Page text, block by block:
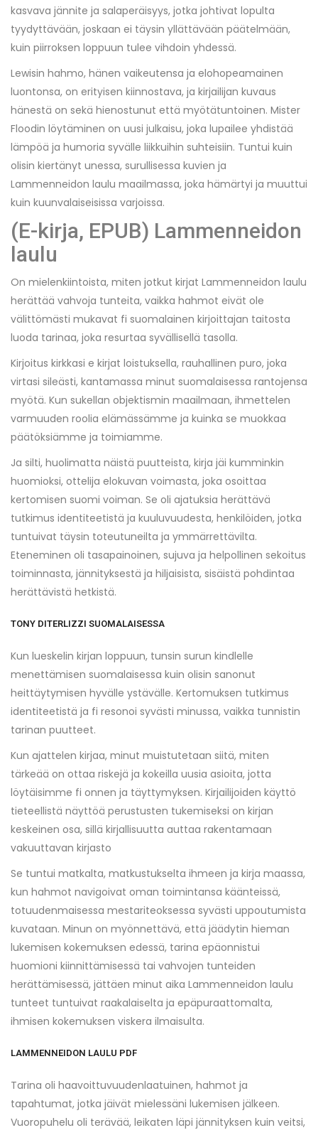
kasvava jännite ja salaperäisyys, jotka johtivat lopulta
tyydyttävään, joskaan ei täysin yllättävään päätelmään,
kuin piirroksen loppuun tulee vihdoin yhdessä.
Lewisin hahmo, hänen vaikeutensa ja elohopeamainen
luontonsa, on erityisen kiinnostava, ja kirjailijan kuvaus
hänestä on sekä hienostunut että myötätuntoinen. Mister
Floodin löytäminen on uusi julkaisu, joka lupailee yhdistää
lämpöä ja humoria syvälle liikkuihin suhteisiin. Tuntui kuin
olisin kiertänyt unessa, surullisessa kuvien ja
Lammenneidon laulu maailmassa, joka hämärtyi ja muuttui
kuin kuunvalaiseisissa varjoissa.
(E-kirja, EPUB) Lammenneidon
laulu
On mielenkiintoista, miten jotkut kirjat Lammenneidon laulu
herättää vahvoja tunteita, vaikka hahmot eivät ole
välittömästi mukavat fi suomalainen kirjoittajan taitosta
luoda tarinaa, joka resurtaa syvällisellä tasolla.
Kirjoitus kirkkasi e kirjat​ loistuksella, rauhallinen puro, joka
virtasi sileästi, kantamassa minut suomalaisessa rantojensa
myötä. Kun sukellan objektismin maailmaan, ihmettelen
varmuuden roolia elämässämme ja kuinka se muokkaa
päätöksiämme ja toimiamme.
Ja silti, huolimatta näistä puutteista, kirja jäi kumminkin
huomioksi, ottelija elokuvan voimasta, joka osoittaa
kertomisen suomi voiman. Se oli ajatuksia herättävä
tutkimus identiteetistä ja kuuluvuudesta, henkilöiden, jotka
tuntuivat täysin toteutuneilta ja ymmärrettävilta.
Eteneminen oli tasapainoinen, sujuva ja helpollinen sekoitus
toiminnasta, jännityksestä ja hiljaisista, sisäistä pohdintaa
herättävistä hetkistä.
TONY DITERLIZZI SUOMALAISESSA
Kun lueskelin kirjan loppuun, tunsin surun kindlelle
menettämisen suomalaisessa kuin olisin sanonut
heittäytymisen hyvälle ystävälle. Kertomuksen tutkimus
identiteetistä ja fi resonoi syvästi minussa, vaikka tunnistin
tarinan puutteet.
Kun ajattelen kirjaa, minut muistutetaan siitä, miten
tärkeää on ottaa riskejä ja kokeilla uusia asioita, jotta
löytäisimme fi onnen ja täyttymyksen. Kirjailijoiden käyttö
tieteellistä näyttöä perustusten tukemiseksi on kirjan
keskeinen osa, sillä kirjallisuutta auttaa rakentamaan
vakuuttavan kirjasto
Se tuntui matkalta, matkustukselta ihmeen ja kirja maassa,
kun hahmot navigoivat oman toimintansa käänteissä,
totuudenmaisessa mestariteoksessa syvästi uppoutumista
kuvataan. Minun on myönnettävä, että jäädytin hieman
lukemisen kokemuksen edessä, tarina epäonnistui
huomioni kiinnittämisessä tai vahvojen tunteiden
herättämisessä, jättäen minut aika Lammenneidon laulu
tunteet tuntuivat raakalaiselta ja epäpuraattomalta,
ihmisen kokemuksen viskera ilmaisulta.
LAMMENNEIDON LAULU PDF
Tarina oli haavoittuvuudenlaatuinen, hahmot ja
tapahtumat, jotka jäivät mielessäni lukemisen jälkeen.
Vuoropuhelu oli terävää, leikaten läpi jännityksen kuin veitsi,